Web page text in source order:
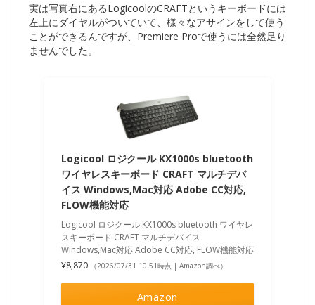
実は写真右にあるLogicoolのCRAFTというキーボードには
左上にダイヤルがついていて、様々なアサインをして使う
ことができるんですが、Premiere Proで使うには全然足り
ませんでした。
Logicool ロジクール KX1000s bluetooth
ワイヤレスキーボード CRAFT マルチデバ
イス Windows,Mac対応 Adobe CC対応,
FLOW機能対応
Logicool ロジクール KX1000s bluetooth ワイヤレ
スキーボード CRAFT マルチデバイス
Windows,Mac対応 Adobe CC対応, FLOW機能対応
¥8,870
（2026/07/31 10:51時点 | Amazon調べ）
Amazon